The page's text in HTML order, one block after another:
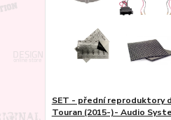
SET - přední reproduktory
Touran (2015-)- Audio